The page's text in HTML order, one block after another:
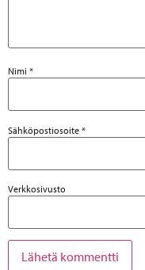
Nimi *
Sähköpostiosoite *
Verkkosivusto